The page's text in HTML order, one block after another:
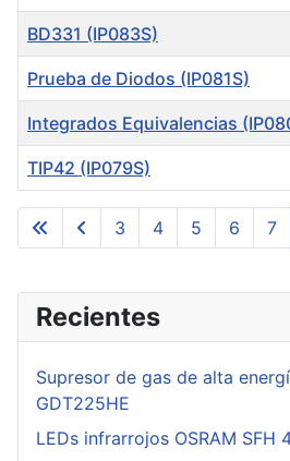
Articles
BD331 (IP083S)
Prueba de Diodos (IP081S)
Integrados Equivalencias
TIP42 (IP079S)
3 4 5 6 7
Recientes
Supresor de gas de alta
GDT225HE
LEDs infrarrojos OSRAM SFH